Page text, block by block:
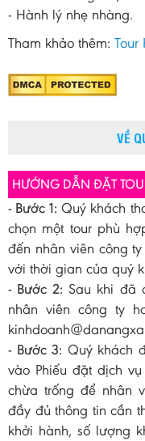
- Hành lý nhẹ nhàng.
Tham khảo thêm: Tour
VỀ
HƯỚNG DẪN ĐẶT
- Bước 1: Quý khách
chọn một tour phù
đến nhân viên công
với thời gian của quý
- Bước 2: Sau khi đã
nhân viên công ty
- Bước 3: Quý khách
vào Phiếu đặt dịch
chừa trống để nhân
đầy đủ thông tin cần
khởi hành, số lượng